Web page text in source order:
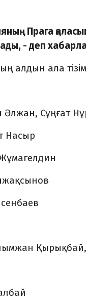
Прага
- деп
алдын ала
Әлжан, Сұңғат
Насыр